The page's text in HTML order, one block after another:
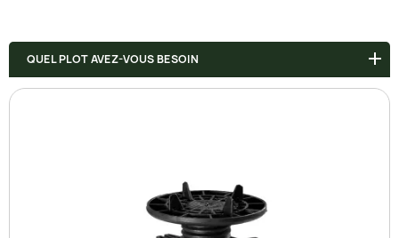
QUEL PLOT AVEZ-VOUS BESOIN